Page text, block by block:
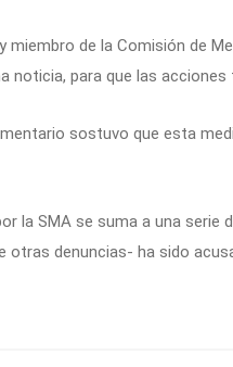
miembro de la Comisión de
noticia, para que las
sostuvo que esta
la SMA se suma a una serie
otras denuncias- ha sido